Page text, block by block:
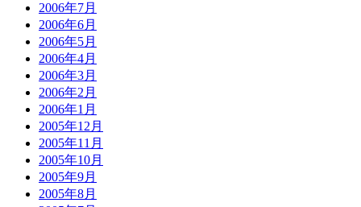
2006年7月
2006年6月
2006年5月
2006年4月
2006年3月
2006年2月
2006年1月
2005年12月
2005年11月
2005年10月
2005年9月
2005年8月